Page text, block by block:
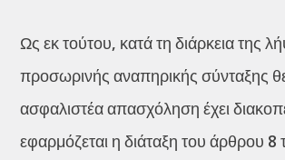
Ως εκ τούτου, κατά τη διάρκεια της
προσωρινής αναπηρικής σύνταξης
ασφαλιστέα απασχόληση έχει
εφαρμόζεται η διάταξη του άρθρου 8